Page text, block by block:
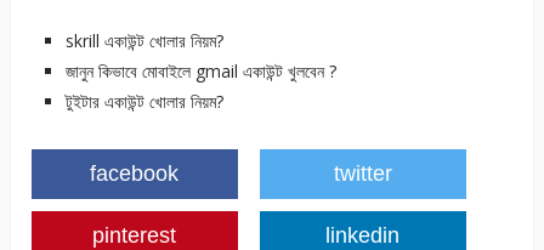
skrill একাউন্ট খোলার নিয়ম?
জানুন কিভাবে মোবাইলে gmail একাউন্ট খুলবেন ?
টুইটার একাউন্ট খোলার নিয়ম?
facebook twitter
pinterest linkedin